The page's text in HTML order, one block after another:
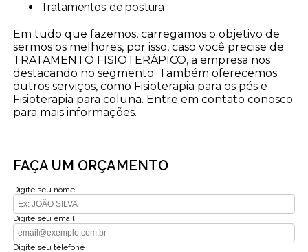
Tratamentos de postura
Em tudo que fazemos, carregamos o objetivo de
sermos os melhores, por isso, caso você precise de
TRATAMENTO FISIOTERÁPICO, a empresa nos
destacando no segmento. Também oferecemos
outros serviços, como Fisioterapia para os pés e
Fisioterapia para coluna. Entre em contato conosco
para mais informações.
FAÇA UM ORÇAMENTO
Digite seu nome
Digite seu email
Digite seu telefone